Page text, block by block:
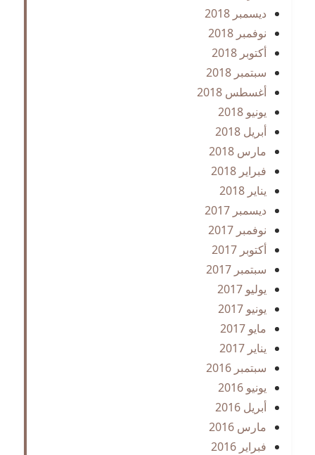
ديسمبر 2018
نوفمبر 2018
أكتوبر 2018
سبتمبر 2018
أغسطس 2018
يونيو 2018
أبريل 2018
مارس 2018
فبراير 2018
يناير 2018
ديسمبر 2017
نوفمبر 2017
أكتوبر 2017
سبتمبر 2017
يوليو 2017
يونيو 2017
مايو 2017
يناير 2017
سبتمبر 2016
يونيو 2016
أبريل 2016
مارس 2016
فبراير 2016